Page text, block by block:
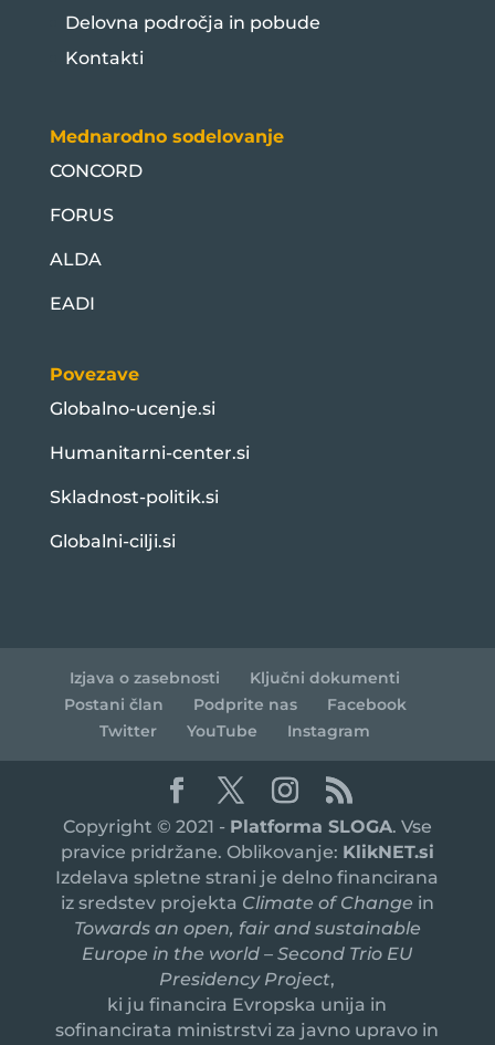
Delovna področja in pobude
Kontakti
Mednarodno sodelovanje
CONCORD
FORUS
ALDA
EADI
Povezave
Globalno-ucenje.si
Humanitarni-center.si
Skladnost-politik.si
Globalni-cilji.si
Izjava o zasebnosti
Ključni dokumenti
Postani član
Podprite nas
Facebook
Twitter
YouTube Instagram
Copyright © 2021 - Platforma SLOGA. Vse
pravice pridržane. Oblikovanje: KlikNET.si
Izdelava spletne strani je delno financirana
iz sredstev projekta Climate of Change in
Towards an open, fair and sustainable
Europe in the world – Second Trio EU
Presidency Project,
ki ju financira Evropska unija in
sofinancirata ministrstvi za javno upravo in